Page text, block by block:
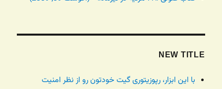
NEW TITLE
با این ابزار، رپوزیتوری گیت خودتون رو از نظر امنیت